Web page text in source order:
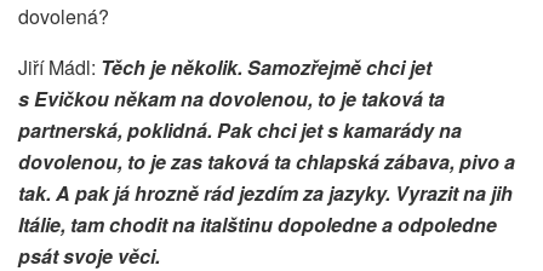
dovolená?
Jiří Mádl: Těch je několik. Samozřejmě chci jet
s Evičkou někam na dovolenou, to je taková ta
partnerská, poklidná. Pak chci jet s kamarády na
dovolenou, to je zas taková ta chlapská zábava, pivo a
tak. A pak já hrozně rád jezdím za jazyky. Vyrazit na jih
Itálie, tam chodit na italštinu dopoledne a odpoledne
psát svoje věci.